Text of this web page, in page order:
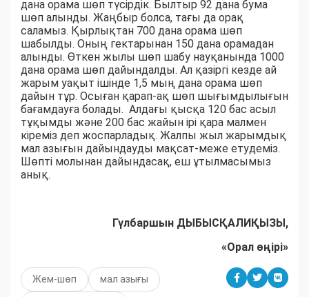
дана орама шөп түсірдік. Былтыр 92 дана бума
шөп алынды. Жаңбыр болса, тағы да орақ
саламыз. Қырлықтан 700 дана орама шөп
шабылды. Оның гектарынан 150 дана орамадан
алынды. Өткен жылы шөп шабу науқанында 1000
дана орама шөп дайындалды. Ал қазіргі кезде ай
жарым уақыт ішінде 1,5 мың дана орама шөп
дайын тұр. Осыған қарап-ақ шөп шығымдылығын
бағамдауға болады. Алдағы қысқа 120 бас асыл
тұқымды және 200 бас жайын ірі қара малмен
кіреміз деп жоспарладық. Жалпы жыл жарымдық
мал азығын дайындауды мақсат-меже етудеміз.
Шөпті молынан дайындасақ, еш ұтылмасымыз
анық.
Гүлбаршын ДЫБЫСҚАЛИҚЫЗЫ,
«Орал өңірі»
Жем-шөп мал азығы